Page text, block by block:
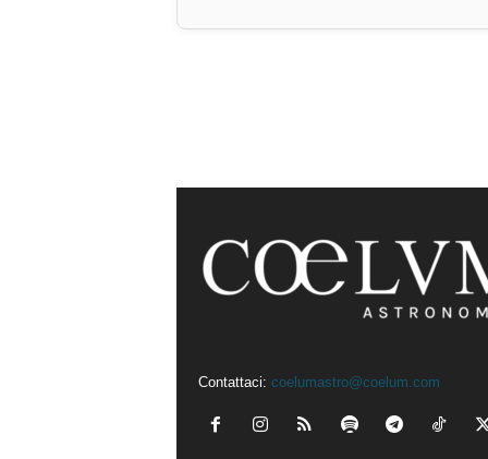
Contattaci: coelumastro@coelum.com